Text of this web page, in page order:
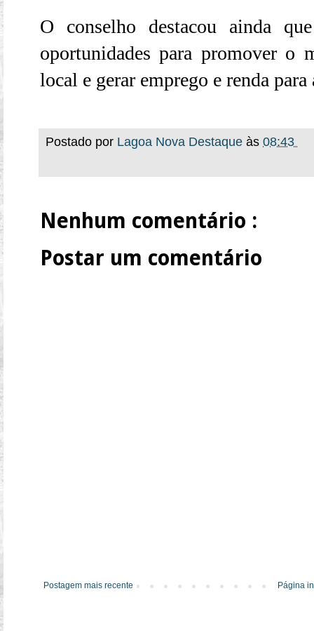
O conselho destacou ainda
oportunidades para promover o
local e gerar emprego e renda para
Postado por Lagoa Nova Destaque às 08:43
Nenhum comentário :
Postar um comentário
Postagem mais recente Página